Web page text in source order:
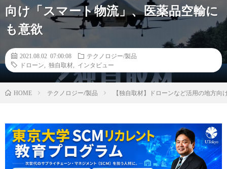
向け「スマート物流」、医薬品空輸に
も意欲
2021.08.02 07:00:08
テクノロジー/製品
ドローン
独自取材 インタビュー
HOME テクノロジー/製品 【独自取材】ドローンなど活用の地方